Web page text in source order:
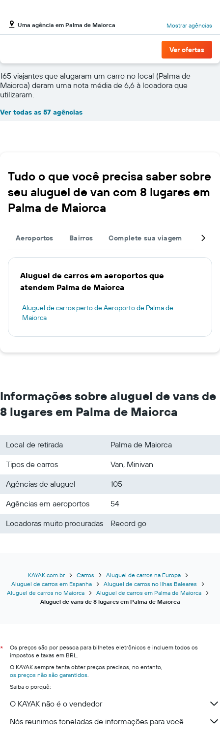
Uma agência em Palma de Maiorca Mostrar agências
Ver ofertas
165 viajantes que alugaram um carro no local (Palma de
Maiorca) deram uma nota média de 6,6 à locadora que
utilizaram.
Ver todas as 57 agências
Tudo o que você precisa saber sobre
seu aluguel de van com 8 lugares em
Palma de Maiorca
Aeroportos Bairros Complete sua viagem
Aluguel de carros em aeroportos que
atendem Palma de Maiorca
Aluguel de carros perto de Aeroporto de Palma de
Maiorca
Informações sobre aluguel de vans de
8 lugares em Palma de Maiorca
Local de retirada
Palma de Maiorca
Tipos de carros
Van, Minivan
Agências de aluguel
105
Agências em aeroportos
54
Locadoras muito procuradas
Record go
KAYAK.com.br Carros
Aluguel de carros na Europa
Aluguel de carros em Espanha
Aluguel de carros no Ilhas Baleares
Aluguel de carros no Maiorca
Aluguel de carros em Palma de Maiorca
Aluguel de vans de 8 lugares em Palma de Maiorca
*
Os preços são por pessoa para bilhetes eletrônicos e incluem todos os
impostos e taxas em BRL.
O KAYAK sempre tenta obter preços precisos, no entanto,
os preços não são garantidos.
Saiba o porquê:
O KAYAK não é o vendedor
Nós reunimos toneladas de informações para você